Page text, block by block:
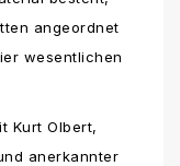
angeordnet
wesentlichen
Kurt Olbert,
anerkannter